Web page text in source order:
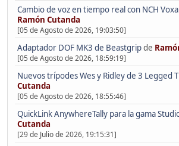
Cambio de voz en tiempo real con NCH
Ramón Cutanda
[05 de Agosto de 2026, 19:03:50]
Adaptador DOF MK3 de Beastgripde
[05 de Agosto de 2026, 18:59:19]
Nuevos trípodes Wes y Ridley de 3 Legged
Cutanda
[05 de Agosto de 2026, 18:55:46]
QuickLink AnywhereTally para la gama
Cutanda
[29 de Julio de 2026, 19:15:31]